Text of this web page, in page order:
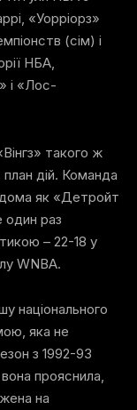
«Уорріорз»
(сім) і
НБА,
і «Лос-
такого ж
дій. Команда
як «Детройт
один раз
– 22-18 у
WNBA.
національного
яка не
з 1992-93
прояснила,
на